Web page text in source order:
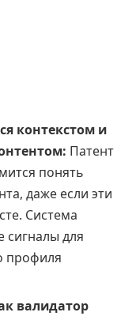
контекстом и
Патент
понять
даже если эти
Система
сигналы для
профиля
валидатор